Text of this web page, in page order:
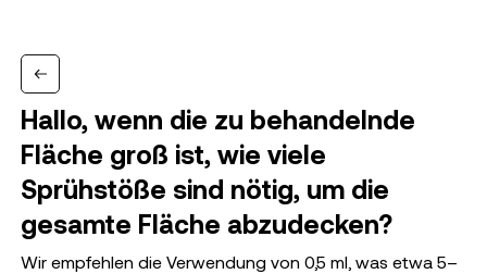
Hallo, wenn die zu behandelnde
Fläche groß ist, wie viele
Sprühstöße sind nötig, um die
gesamte Fläche abzudecken?
Wir empfehlen die Verwendung von 0,5 ml, was etwa 5–